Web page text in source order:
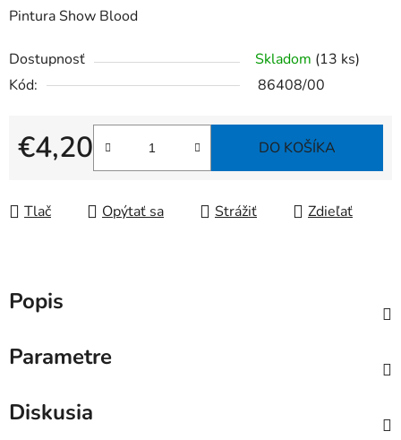
Pintura Show Blood
Dostupnosť Skladom (13 ks)
Kód:
86408/00
€4,20
Jednotková cena:
DO KOŠÍKA
Tlač Opýtať sa Strážiť Zdieľať
Popis
Parametre
Diskusia